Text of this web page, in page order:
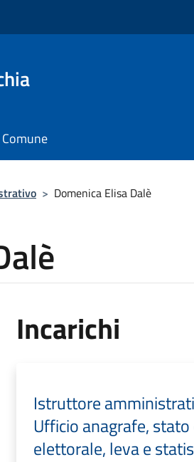
> Domenica Elisa Dalè
Incarichi
Istruttore
Ufficio anagrafe, stato
elettorale, leva e